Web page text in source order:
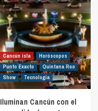
Cancún isla
Horóscopos
Punto Exacto
Quintana Roo
Show
Tecnología
Iluminan Cancún con el